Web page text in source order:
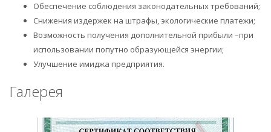
Обеспечение соблюдения законодательных требований;
Снижения издержек на штрафы, экологические платежи;
Возможность получения дополнительной прибыли –при
использовании попутно образующейся энергии;
Улучшение имиджа предприятия.
Галерея